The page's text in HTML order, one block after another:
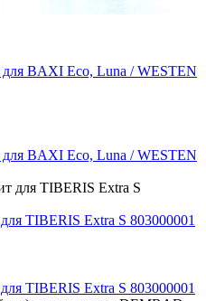
BAXI Eco, Luna / WESTEN
BAXI Eco, Luna / WESTEN
TIBERIS Extra S 803000001
TIBERIS Extra S 803000001